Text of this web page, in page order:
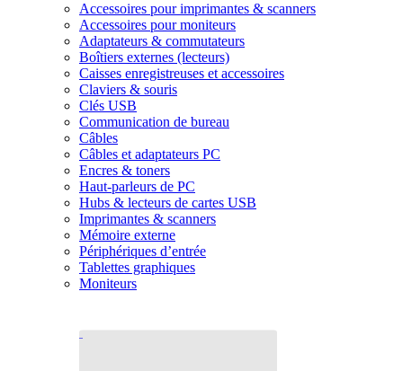
Accessoires pour imprimantes & scanners
Accessoires pour moniteurs
Adaptateurs & commutateurs
Boîtiers externes (lecteurs)
Caisses enregistreuses et accessoires
Claviers & souris
Clés USB
Communication de bureau
Câbles
Câbles et adaptateurs PC
Encres & toners
Haut-parleurs de PC
Hubs & lecteurs de cartes USB
Imprimantes & scanners
Mémoire externe
Périphériques d’entrée
Tablettes graphiques
Moniteurs